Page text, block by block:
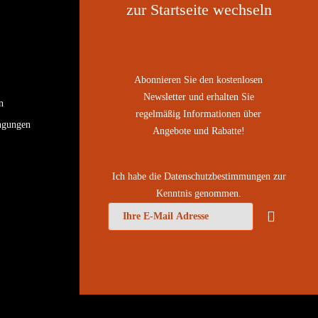
Abonnieren Sie den kostenlosen
Newsletter und erhalten Sie
regelmäßig Informationen über
Angebote und Rabatte!
Ich habe die Datenschutzbestimmungen zur
Kenntnis genommen.